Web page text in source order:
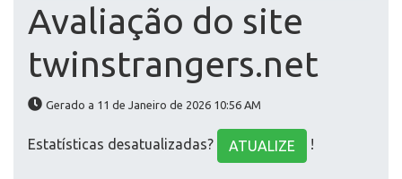
Avaliação do site
twinstrangers.net
Gerado a 11 de Janeiro de 2026 10:56 AM
Estatísticas desatualizadas? ATUALIZE !